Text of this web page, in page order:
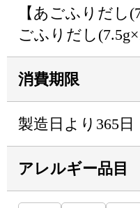
【あごふりだし
ごふりだし
消費期限
製造日より365日
アレルギー品目